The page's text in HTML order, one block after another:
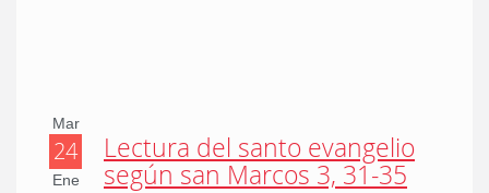
Mar
24
Ene
Lectura del santo evangelio
según san Marcos 3, 31-35